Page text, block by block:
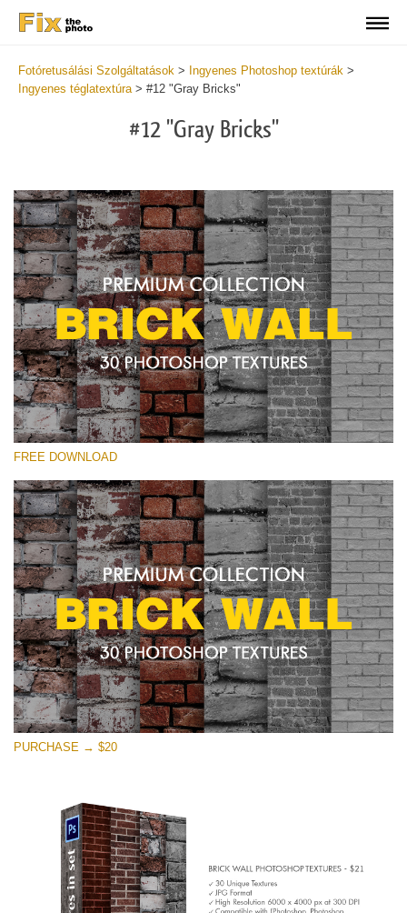
Fotóretusálási Szolgáltatások > Ingyenes Photoshop textúrák >
Ingyenes téglatextúra> #12 "Gray Bricks"
#12 "Gray Bricks"
Kérlek, válassz
Brick Wall
(30 Textures)
Large 6000*4000px
Entire Collection
(1783 Overlays)
Large 6000*4000px
Ingyenes letöltés
FREE DOWNLOAD
PURCHASE → $20